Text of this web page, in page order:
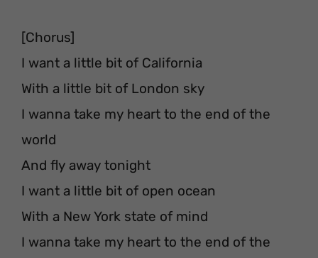
[Chorus]
I want a little bit of California
With a little bit of London sky
I wanna take my heart to the end of the
world
And fly away tonight
I want a little bit of open ocean
With a New York state of mind
I wanna take my heart to the end of the